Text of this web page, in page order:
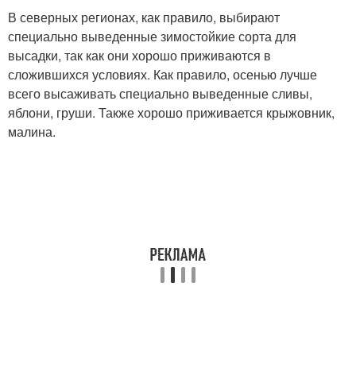
В северных регионах, как правило, выбирают
специально выведенные зимостойкие сорта для
высадки, так как они хорошо приживаются в
сложившихся условиях. Как правило, осенью лучше
всего высаживать специально выведенные сливы,
яблони, груши. Также хорошо приживается крыжовник,
малина.